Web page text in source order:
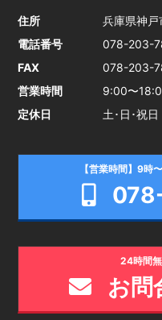
住所
兵庫県神
電話番号
078-203-
FAX
078-203-
営業時間
9:00〜
定休日
土･日･祝日
【営業時間】9時
24時間
お問